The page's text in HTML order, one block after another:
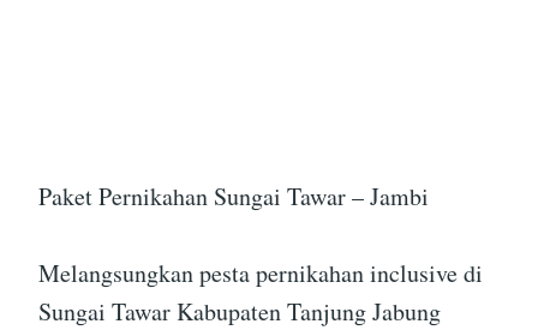
Paket Pernikahan Sungai Tawar – Jambi
Melangsungkan pesta pernikahan inclusive di
Sungai Tawar Kabupaten Tanjung Jabung